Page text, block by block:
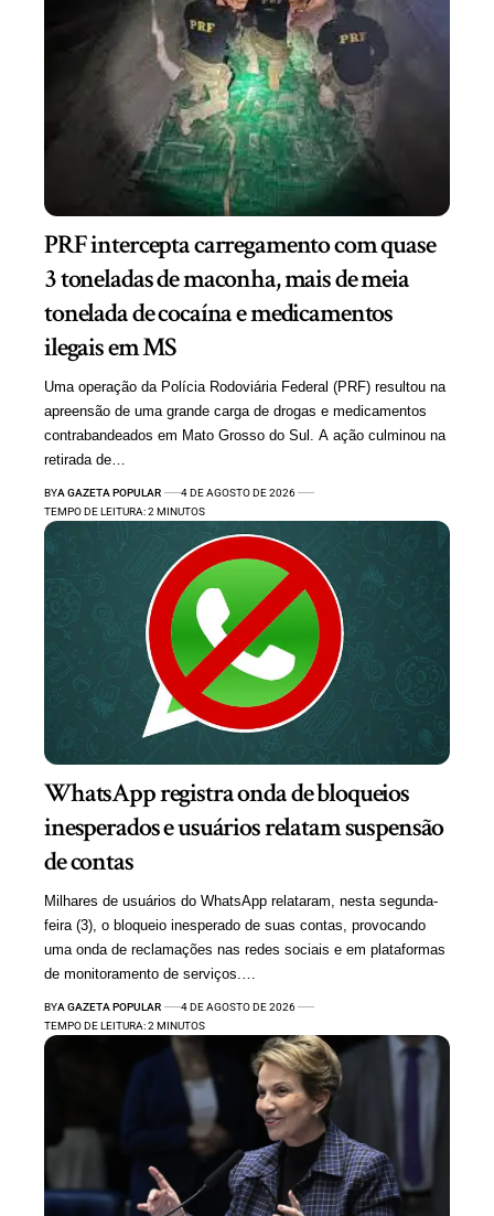
PRF intercepta carregamento com quase
3 toneladas de maconha, mais de meia
tonelada de cocaína e medicamentos
ilegais em MS
Uma operação da Polícia Rodoviária Federal (PRF) resultou na
apreensão de uma grande carga de drogas e medicamentos
contrabandeados em Mato Grosso do Sul. A ação culminou na
retirada de…
BYA GAZETA POPULAR
4 DE AGOSTO DE 2026
TEMPO DE LEITURA: 2 MINUTOS
WhatsApp registra onda de bloqueios
inesperados e usuários relatam suspensão
de contas
Milhares de usuários do WhatsApp relataram, nesta segunda-
feira (3), o bloqueio inesperado de suas contas, provocando
uma onda de reclamações nas redes sociais e em plataformas
de monitoramento de serviços.…
BYA GAZETA POPULAR
4 DE AGOSTO DE 2026
TEMPO DE LEITURA: 2 MINUTOS